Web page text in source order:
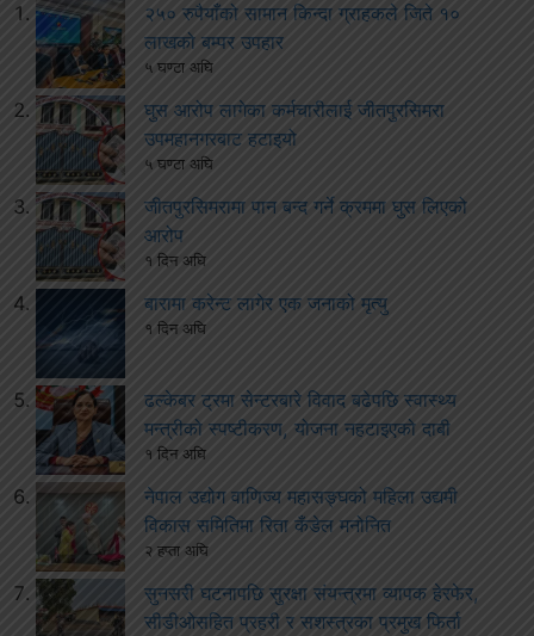
२५० रुपैयाँको सामान किन्दा ग्राहकले जिते १०
लाखको बम्पर उपहार
५ घण्टा अघि
घुस आरोप लागेका कर्मचारीलाई जीतपुरसिमरा
उपमहानगरबाट हटाइयो
५ घण्टा अघि
जीतपुरसिमरामा पान बन्द गर्ने क्रममा घुस लिएको
आरोप
१ दिन अघि
बारामा करेन्ट लागेर एक जनाको मृत्यु
१ दिन अघि
ढल्केबर ट्रमा सेन्टरबारे विवाद बढेपछि स्वास्थ्य
मन्त्रीको स्पष्टीकरण, योजना नहटाइएको दाबी
१ दिन अघि
नेपाल उद्योग वाणिज्य महासङ्घको महिला उद्यमी
विकास समितिमा रिता कँडेल मनोनित
२ हप्ता अघि
सुनसरी घटनापछि सुरक्षा संयन्त्रमा व्यापक हेरफेर,
सीडीओसहित प्रहरी र सशस्त्रका प्रमुख फिर्ता